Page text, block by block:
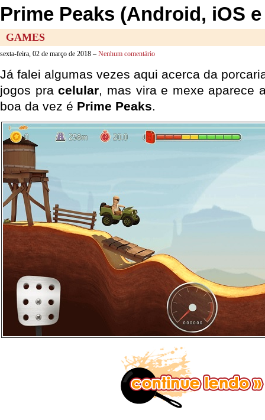
Prime Peaks (Android, iOS
GAMES
sexta-feira, 02 de março de 2018 – Nenhum comentário
Já falei algumas vezes aqui acerca da
jogos pracelular, mas vira e mexe aparece
boa da vez é Prime Peaks.